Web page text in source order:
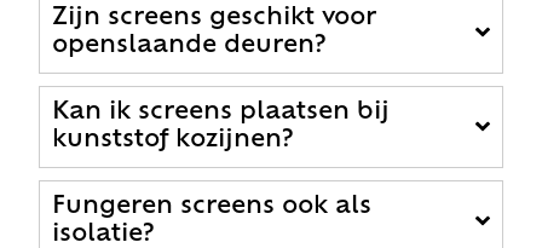
Zijn screens geschikt voor
openslaande deuren?
Kan ik screens plaatsen bij
kunststof kozijnen?
Fungeren screens ook als
isolatie?